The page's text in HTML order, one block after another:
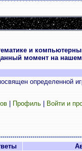
и
момент на нашем
определенной
| Профиль| Войти и